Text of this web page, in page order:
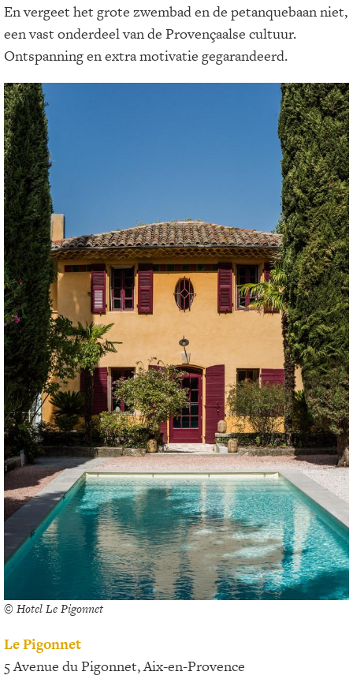
En vergeet het grote zwembad en de petanquebaan niet,
een vast onderdeel van de Provençaalse cultuur.
Ontspanning en extra motivatie gegarandeerd.
© Hotel Le Pigonnet
Le Pigonnet
5 Avenue du Pigonnet, Aix-en-Provence